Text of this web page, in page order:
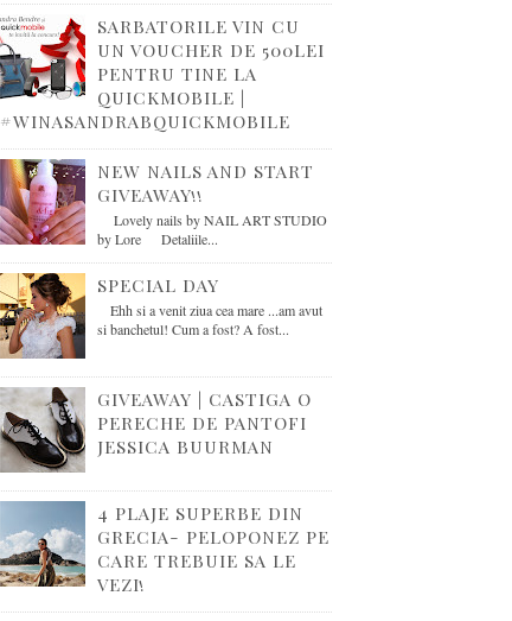
SARBATORILE VIN CU
UN VOUCHER DE 500LEI
PENTRU TINE LA
QUICKMOBILE |
#WINASANDRABQUICKMOBILE
NEW NAILS AND START
GIVEAWAY!!
Lovely nails by NAIL ART STUDIO
by Lore Detaliile...
SPECIAL DAY
Ehh si a venit ziua cea mare ...am avut
si banchetul! Cum a fost? A fost...
GIVEAWAY | CASTIGA O
PERECHE DE PANTOFI
JESSICA BUURMAN
4 PLAJE SUPERBE DIN
GRECIA- PELOPONEZ PE
CARE TREBUIE SA LE
VEZI!